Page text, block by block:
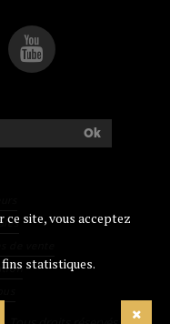
site, vous acceptez
statistiques.
Ok